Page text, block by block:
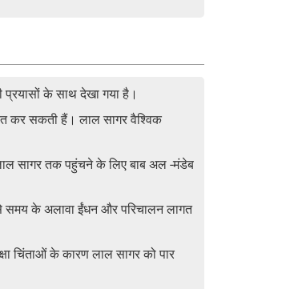
प्रयासों के साथ देखा गया है।
कर सकती हैं। लाल सागर वैश्विक
सागर तक पहुंचने के लिए बाब अल -मंडेब
समय के अलावा ईंधन और परिचालन लागत
चिंताओं के कारण लाल सागर को पार